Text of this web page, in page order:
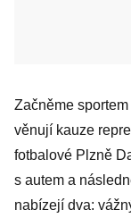
Začněme
věnují kauze
fotbalové Plzně
s autem a
nabízejí dva: